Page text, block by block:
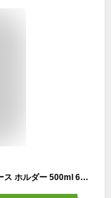
DFsucces 水筒カバー 保温・保冷両用 水筒ケース ホルダー 500ml 600ml 魔法瓶用 携帯式ボトルカバー 調節可能なシ 手提げ 斜めかけ 通勤 通学 子供 キッズ 大人用 (黒い)